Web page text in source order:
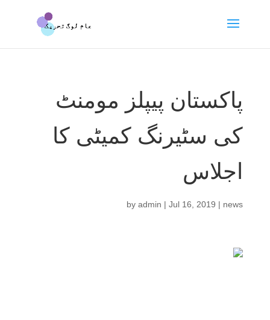
پاکستان پیپلز مومنٹ
کی سٹیرنگ کمیٹی کا
اجلاس
byadmin |Jul 16, 2019 | news